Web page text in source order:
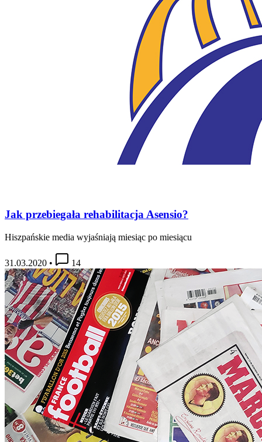
Jak przebiegała rehabilitacja Asensio?
Hiszpańskie media wyjaśniają miesiąc po miesiącu
31.03.2020 • 14